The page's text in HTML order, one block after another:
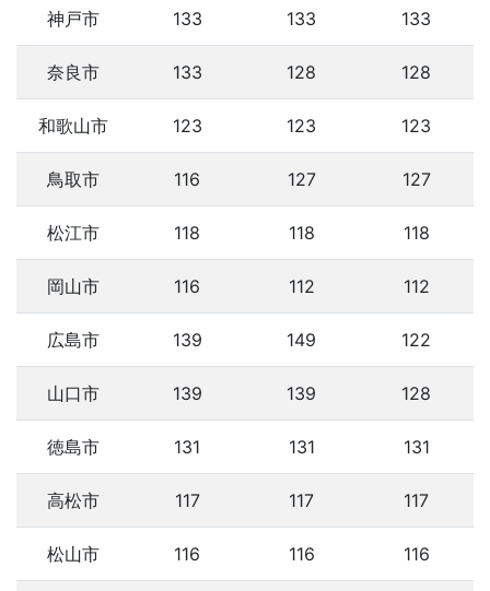
神戸市 133 133 133
奈良市 133 128 128
和歌山市 123 123 123
鳥取市 116 127 127
松江市 118 118 118
岡山市 116 112 112
広島市 139 149 122
山口市 139 139 128
徳島市 131 131 131
高松市 117 117 117
松山市 116 116 116